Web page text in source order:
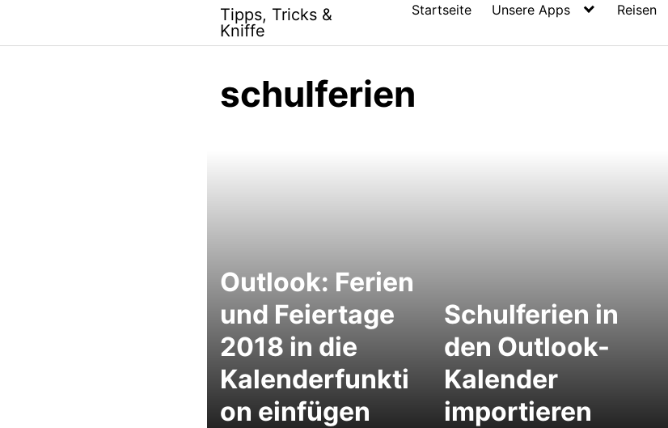
content
Tipps, Tricks &
Kniffe
Startseite Unsere Apps Reisen
schulferien
Outlook: Ferien
und Feiertage
2018 in die
Kalenderfunkti
on einfügen
Schulferien in
den Outlook-
Kalender
importieren